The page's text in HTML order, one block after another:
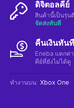
ดิจิตอลคีย์
สินค้านี้เป็นรุ่น
จัดส่งทันที
คืนเงินทันที
Eneba แตกต่
คีย์ที่ยังไม่ได้ดู
ทำงานบน: Xbox One